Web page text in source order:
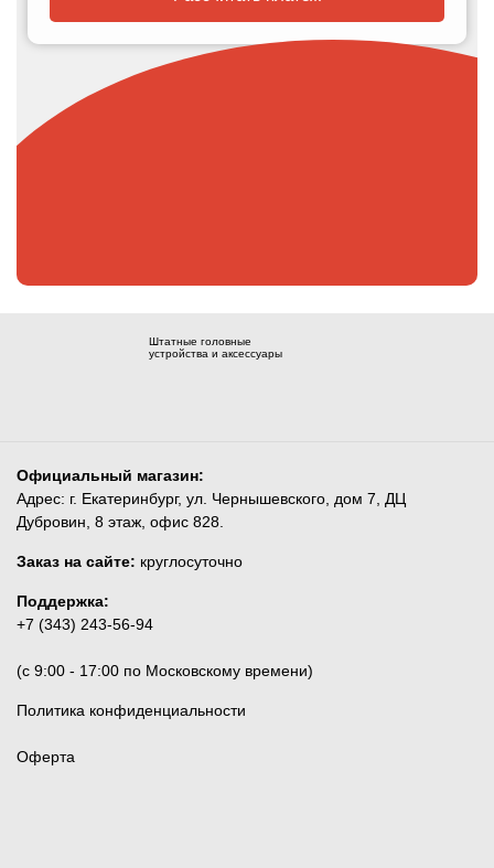
Штатные головные
устройства и аксессуары
Официальный магазин:
Адрес: г. Екатеринбург, ул. Чернышевского, дом 7, ДЦ
Дубровин, 8 этаж, офис 828.
Заказ на сайте: круглосуточно
Поддержка:
+7 (343) 243-56-94
(c 9:00 - 17:00 по Московскому времени)
Политика конфиденциальности
Оферта